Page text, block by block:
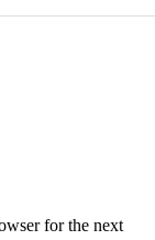
for the next